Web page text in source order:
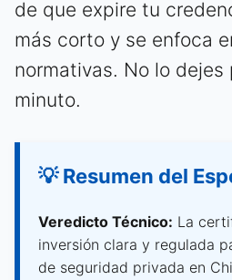
de que expire tu
más corto y se enfoca
normativas. No lo dejes
minuto.
💡 Resumen del
Veredicto Técnico: La
inversión clara y regulada
de seguridad privada en